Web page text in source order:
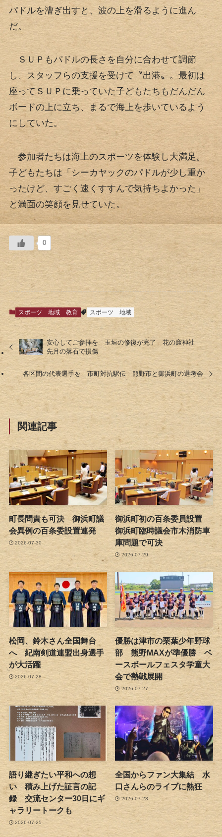
パドルを漕ぎ出すと、波の上を滑るように進ん
だ。
ＳＵＰもパドルの長さを自分に合わせて調節
し、スタッフらの支援を受けて〝出港〟。最初は
座ってＳＵＰに乗っていた子どもたちもだんだん
ボードの上に立ち、まるで海上を歩いているよう
にしていた。
参加者たちは海上のスポーツを体験し大満足。
子どもたちは「シーカヤックのパドルが少し重か
ったけど、すごく速くすすんで気持ちよかった」
と満面の笑顔を見せていた。
0
スポーツ 地域 教育 スポーツ 地域
安心してご参拝を 玉垣の修復が完了 花の窟神社
先月の落石で損傷
各区間の代表選手を 市町対抗駅伝 熊野市と御浜町の選考会
関連記事
町長問責も可決 御浜町議
会異例の百条委設置連発
2026-07-30
御浜町初の百条委員設置
御浜町臨時議会市木消防車
庫問題で可決
2026-07-29
松岡、鈴木さん全国舞台
へ 紀南剣道連盟出身選手
が大活躍
2026-07-28
優勝は津市の栗葉少年野球
部 熊野MAXが準優勝 ベ
ースボールフェスタ学童大
会で熱戦展開
2026-07-27
語り継ぎたい平和への想
い 積み上げた証言の記
録 交流センター30日にギ
ャラリートークも
2026-07-25
全国からファン大集結 水
口さんらのライブに熱狂
2026-07-23